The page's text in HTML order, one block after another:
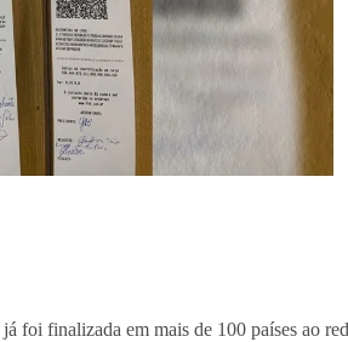
já foi finalizada em mais de 100 países ao